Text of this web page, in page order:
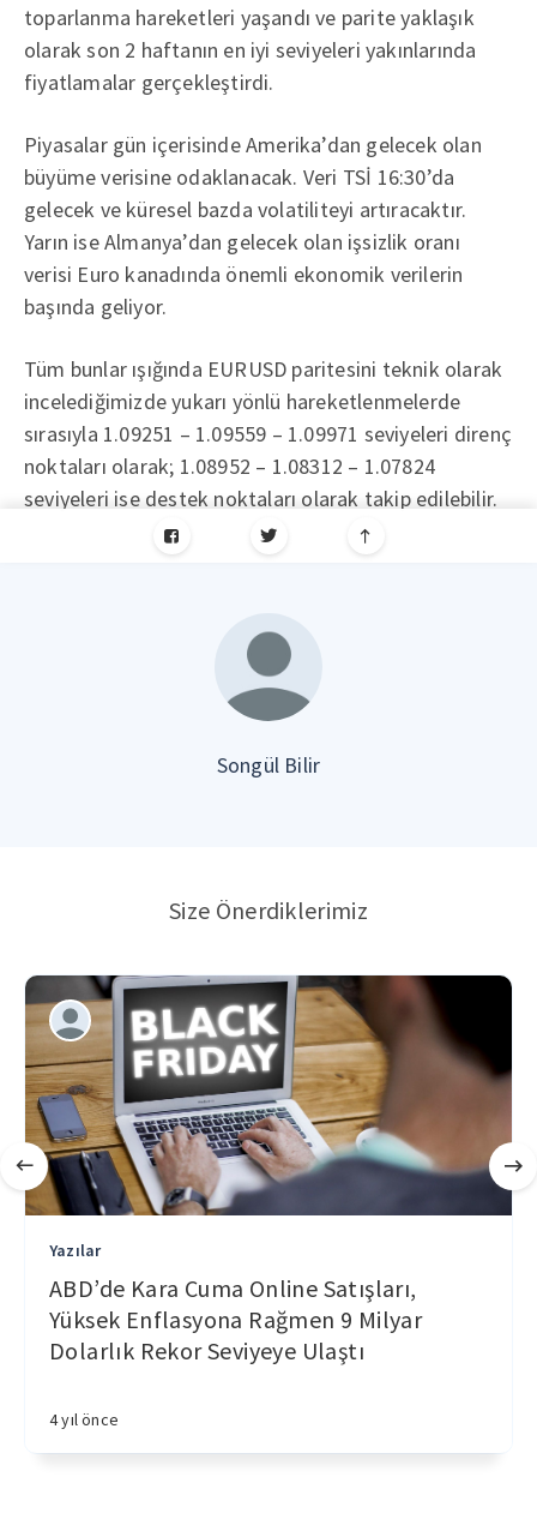
toparlanma hareketleri yaşandı ve parite yaklaşık
olarak son 2 haftanın en iyi seviyeleri yakınlarında
fiyatlamalar gerçekleştirdi.
Piyasalar gün içerisinde Amerika’dan gelecek olan
büyüme verisine odaklanacak. Veri TSİ 16:30’da
gelecek ve küresel bazda volatiliteyi artıracaktır.
Yarın ise Almanya’dan gelecek olan işsizlik oranı
verisi Euro kanadında önemli ekonomik verilerin
başında geliyor.
Tüm bunlar ışığında EURUSD paritesini teknik olarak
incelediğimizde yukarı yönlü hareketlenmelerde
sırasıyla 1.09251 – 1.09559 – 1.09971 seviyeleri direnç
noktaları olarak; 1.08952 – 1.08312 – 1.07824
seviyeleri ise destek noktaları olarak takip edilebilir.
Songül Bilir
Size Önerdiklerimiz
Yazılar
ABD’de Kara Cuma Online Satışları,
Yüksek Enflasyona Rağmen 9 Milyar
Dolarlık Rekor Seviyeye Ulaştı
4 yıl önce